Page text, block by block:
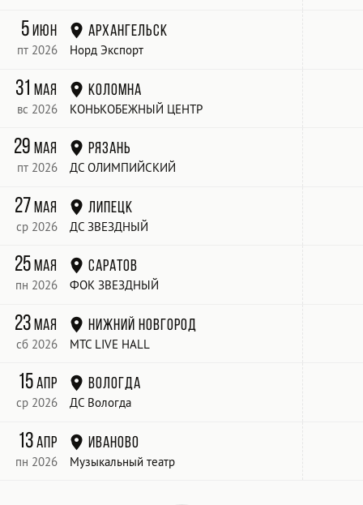
5июн
пт 2026
Архангельск
Норд Экспорт
31мая
вс 2026
Коломна
КОНЬКОБЕЖНЫЙ ЦЕНТР
29мая
пт 2026
Рязань
ДС ОЛИМПИЙСКИЙ
27мая
ср 2026
Липецк
ДС ЗВЕЗДНЫЙ
25мая
пн 2026
Саратов
ФОК ЗВЕЗДНЫЙ
23мая
сб 2026
Нижний Новгород
МТС LIVE HALL
15апр
ср 2026
Вологда
ДС Вологда
13апр
пн 2026
Иваново
Музыкальный театр